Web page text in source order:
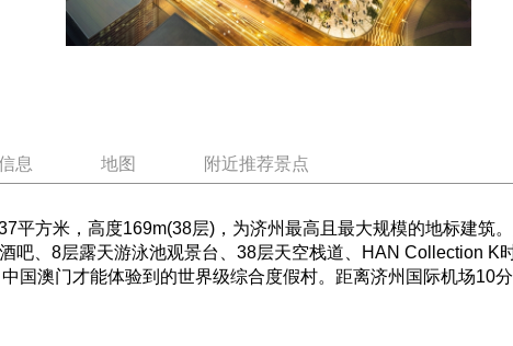
息 地图 附近推荐景点
平方米，高度169m(38层)，为济州最高且最大规模的地标建筑
吧、8层露天游泳池观景台、38层天空栈道、HAN Collection K
国澳门才能体验到的世界级综合度假村。距离济州国际机场10